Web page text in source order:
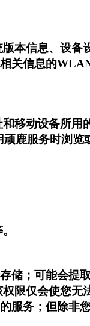
本信息、设备
关信息的
移动设备所用
鹿服务时浏览
储；可能会提
限仅会使您无
服务；但除非